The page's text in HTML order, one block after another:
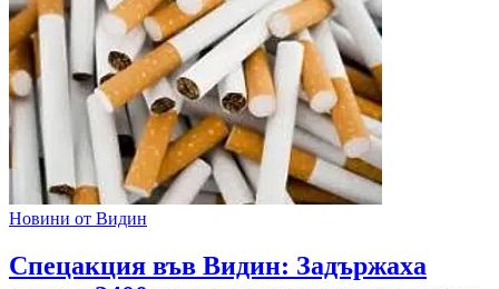
Новини от Видин
Спецакция във Видин: Задържаха